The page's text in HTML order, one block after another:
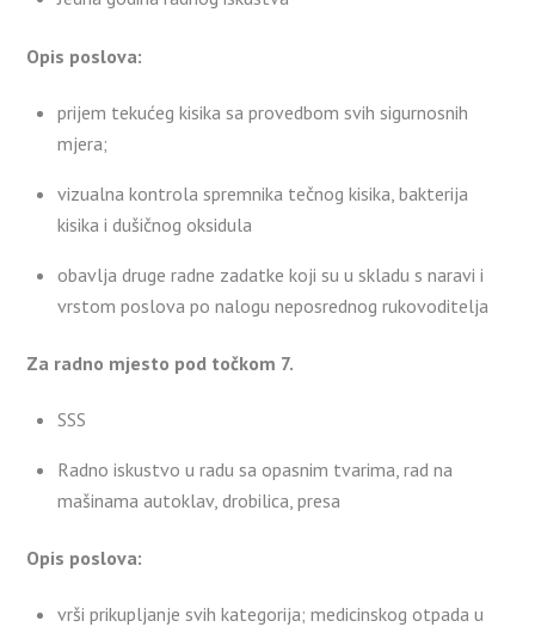
Opis poslova:
prijem tekućeg kisika sa provedbom svih sigurnosnih
mjera;
vizualna kontrola spremnika tečnog kisika, bakterija
kisika i dušičnog oksidula
obavlja druge radne zadatke koji su u skladu s naravi i
vrstom poslova po nalogu neposrednog rukovoditelja
Za radno mjesto pod točkom 7.
SSS
Radno iskustvo u radu sa opasnim tvarima, rad na
mašinama autoklav, drobilica, presa
Opis poslova:
vrši prikupljanje svih kategorija; medicinskog otpada u